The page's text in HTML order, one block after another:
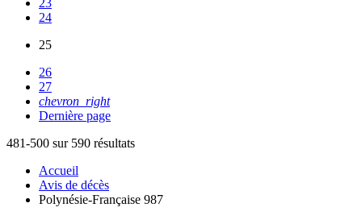
24
25
26
27
chevron_right
Dernière page
481-500 sur 590 résultats
Accueil
Avis de décès
Polynésie-Française 987